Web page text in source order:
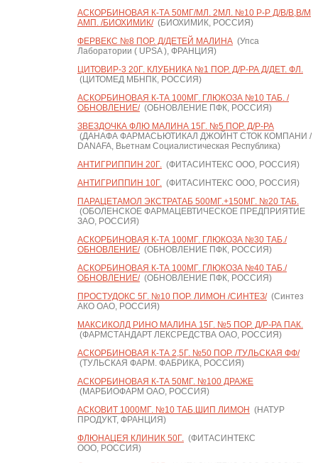
АСКОРБИНОВАЯ К-ТА 50МГ/МЛ. 2МЛ. №10 Р-Р Д/В/В,В/М
АМП. /БИОХИМИК/(БИОХИМИК, РОССИЯ)
ФЕРВЕКС №8 ПОР. Д/ДЕТЕЙ МАЛИНА(Упса
Лаборатории ( UPSA ), ФРАНЦИЯ)
ЦИТОВИР-3 20Г. КЛУБНИКА №1 ПОР. Д/Р-РА Д/ДЕТ. ФЛ.
(ЦИТОМЕД МБНПК, РОССИЯ)
АСКОРБИНОВАЯ К-ТА 100МГ. ГЛЮКОЗА №10 ТАБ. /
ОБНОВЛЕНИЕ/(ОБНОВЛЕНИЕ ПФК, РОССИЯ)
ЗВЕЗДОЧКА ФЛЮ МАЛИНА 15Г. №5 ПОР. Д/Р-РА
(ДАНАФА ФАРМАСЬЮТИКАЛ ДЖОЙНТ СТОК КОМПАНИ /
DANAFA, Вьетнам Социалистическая Республика)
АНТИГРИППИН 20Г.(ФИТАСИНТЕКС ООО, РОССИЯ)
АНТИГРИППИН 10Г.(ФИТАСИНТЕКС ООО, РОССИЯ)
ПАРАЦЕТАМОЛ ЭКСТРАТАБ 500МГ.+150МГ. №20 ТАБ.
(ОБОЛЕНСКОЕ ФАРМАЦЕВТИЧЕСКОЕ ПРЕДПРИЯТИЕ
ЗАО, РОССИЯ)
АСКОРБИНОВАЯ К-ТА 100МГ. ГЛЮКОЗА №30 ТАБ./
ОБНОВЛЕНИЕ/(ОБНОВЛЕНИЕ ПФК, РОССИЯ)
АСКОРБИНОВАЯ К-ТА 100МГ. ГЛЮКОЗА №40 ТАБ./
ОБНОВЛЕНИЕ/(ОБНОВЛЕНИЕ ПФК, РОССИЯ)
ПРОСТУДОКС 5Г. №10 ПОР. ЛИМОН /СИНТЕЗ/(Синтез
АКО ОАО, РОССИЯ)
МАКСИКОЛД РИНО МАЛИНА 15Г. №5 ПОР. Д/Р-РА ПАК.
(ФАРМСТАНДАРТ ЛЕКСРЕДСТВА ОАО, РОССИЯ)
АСКОРБИНОВАЯ К-ТА 2,5Г. №50 ПОР. /ТУЛЬСКАЯ ФФ/
(ТУЛЬСКАЯ ФАРМ. ФАБРИКА, РОССИЯ)
АСКОРБИНОВАЯ К-ТА 50МГ. №100 ДРАЖЕ
(МАРБИОФАРМ ОАО, РОССИЯ)
АСКОВИТ 1000МГ. №10 ТАБ.ШИП ЛИМОН (НАТУР
ПРОДУКТ, ФРАНЦИЯ)
ФЛЮНАЦЕЯ КЛИНИК 50Г.(ФИТАСИНТЕКС
ООО, РОССИЯ)